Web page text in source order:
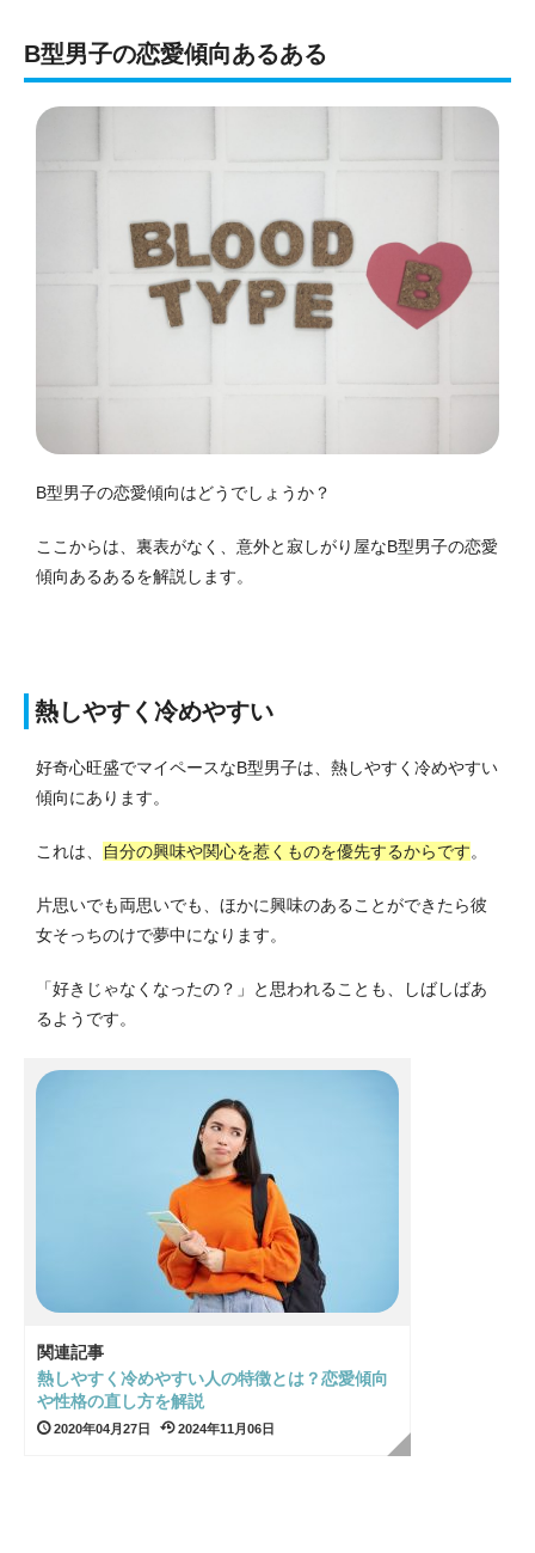
B型男子の恋愛傾向あるある
B型男子の恋愛傾向はどうでしょうか？
ここからは、裏表がなく、意外と寂しがり屋なB型男子の恋愛
傾向あるあるを解説します。
熱しやすく冷めやすい
好奇心旺盛でマイペースなB型男子は、熱しやすく冷めやすい
傾向にあります。
これは、 自分の興味や関心を惹くものを優先するからです。
片思いでも両思いでも、ほかに興味のあることができたら彼
女そっちのけで夢中になります。
「好きじゃなくなったの？」と思われることも、しばしばあ
るようです。
関連記事
熱しやすく冷めやすい人の特徴とは？恋愛傾向
や性格の直し方を解説
2020年04月27日 2024年11月06日